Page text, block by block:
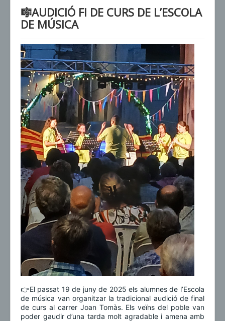
🎼AUDICIÓ FI DE CURS DE L’ESCOLA
DE MÚSICA
👉El passat 19 de juny de 2025 els alumnes de l’Escola
de música van organitzar la tradicional audició de final
de curs al carrer Joan Tomàs. Els veïns del poble van
poder gaudir d’una tarda molt agradable i amena amb